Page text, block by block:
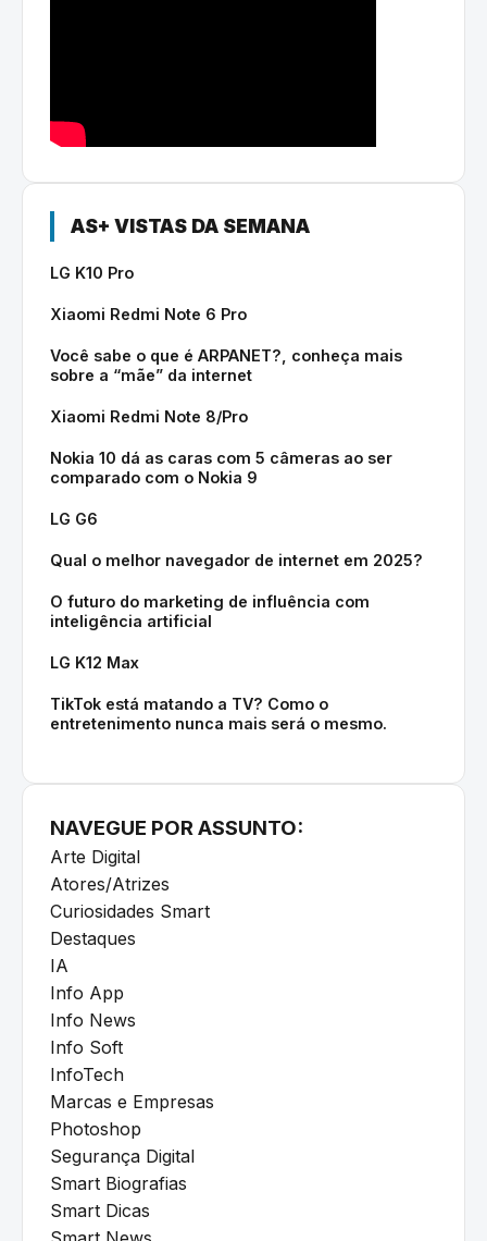
AS+ VISTAS DA SEMANA
LG K10 Pro
Xiaomi Redmi Note 6 Pro
Você sabe o que é ARPANET?, conheça mais
sobre a “mãe” da internet
Xiaomi Redmi Note 8/Pro
Nokia 10 dá as caras com 5 câmeras ao ser
comparado com o Nokia 9
LG G6
Qual o melhor navegador de internet em 2025?
O futuro do marketing de influência com
inteligência artificial
LG K12 Max
TikTok está matando a TV? Como o
entretenimento nunca mais será o mesmo.
NAVEGUE POR ASSUNTO:
Arte Digital
Atores/Atrizes
Curiosidades Smart
Destaques
IA
Info App
Info News
Info Soft
InfoTech
Marcas e Empresas
Photoshop
Segurança Digital
Smart Biografias
Smart Dicas